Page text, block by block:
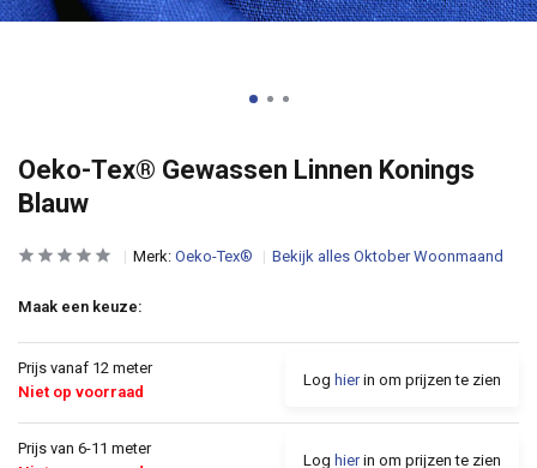
Oeko-Tex® Gewassen Linnen Konings
Blauw
Merk: Oeko-Tex® Bekijk alles Oktober Woonmaand
Maak een keuze:
Prijs vanaf 12 meter
Niet op voorraad
Log hierin om prijzen te zien
Prijs van 6-11 meter
Log hierin om prijzen te zien